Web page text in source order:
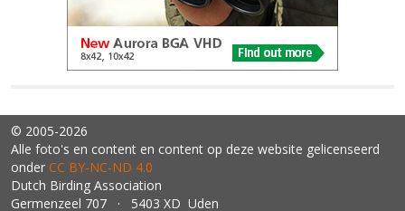
© 2005-2026
Alle foto's en content en content op deze website gelicenseerd
onder CC BY‑NC‑ND 4.0
Dutch Birding Association
Germenzeel 707 · 5403 XD Uden